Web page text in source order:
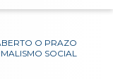
O PRAZO
SOCIAL